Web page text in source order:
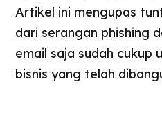
Artikel ini mengupas
dari serangan phishing
email saja sudah cukup
bisnis yang telah